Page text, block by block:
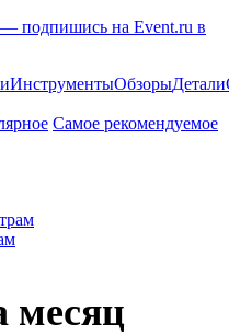
подпишись на Event.ru в
ИнструментыОбзорыДетали
Самое рекомендуемое
месяц